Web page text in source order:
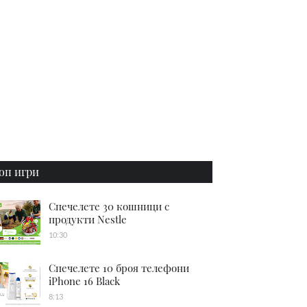
игри
Спечелете 30 кошници с
продукти Nestle
10:30
Спечелете 10 броя телефони
iPhone 16 Black
8:13